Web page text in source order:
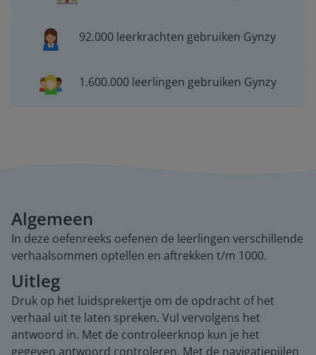
92.000 leerkrachten gebruiken Gynzy
1.600.000 leerlingen gebruiken Gynzy
Algemeen
In deze oefenreeks oefenen de leerlingen verschillende
verhaalsommen optellen en aftrekken t/m 1000.
Uitleg
Druk op het luidsprekertje om de opdracht of het
verhaal uit te laten spreken. Vul vervolgens het
antwoord in. Met de controleerknop kun je het
gegeven antwoord controleren. Met de navigatiepijlen